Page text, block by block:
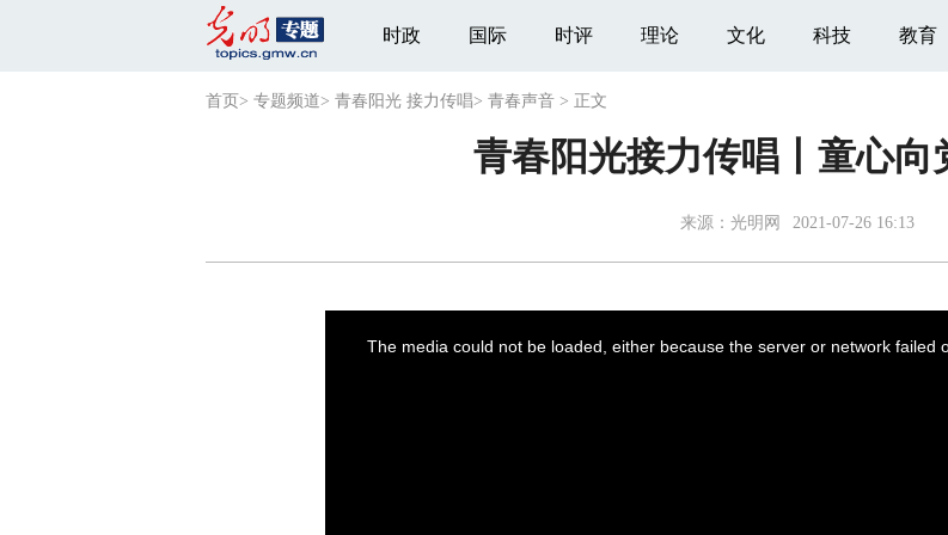
时政 国际 时评 理论 文化 科技 教育
首页 > 专题频道> 青春阳光 接力传唱> 青春声音 > 正文
青春阳光接力传唱丨童心向
来源： 光明网 2021-07-26 16:13
The media could not be loaded, either because the server or network failed